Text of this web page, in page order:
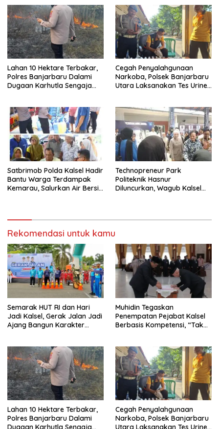
Lahan 10 Hektare Terbakar,
Polres Banjarbaru Dalami
Dugaan Karhutla Sengaja
Cegah Penyalahgunaan
Narkoba, Polsek Banjarbaru
Utara Laksanakan Tes Urine
Satbrimob Polda Kalsel Hadir
Bantu Warga Terdampak
Kemarau, Salurkan Air Bersih
Technopreneur Park
Politeknik Hasnur
Diluncurkan, Wagub Kalsel
Rekomendasi untuk kamu
Semarak HUT RI dan Hari
Jadi Kalsel, Gerak Jalan Jadi
Ajang Bangun Karakter
Muhidin Tegaskan
Penempatan Pejabat Kalsel
Berbasis Kompetensi, “Tak
Lahan 10 Hektare Terbakar,
Polres Banjarbaru Dalami
Cegah Penyalahgunaan
Narkoba, Polsek Banjarbaru